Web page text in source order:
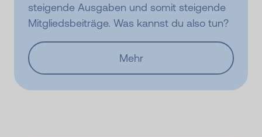
steigende Ausgaben und somit steigende
Mitgliedsbeiträge. Was kannst du also tun?
Mehr